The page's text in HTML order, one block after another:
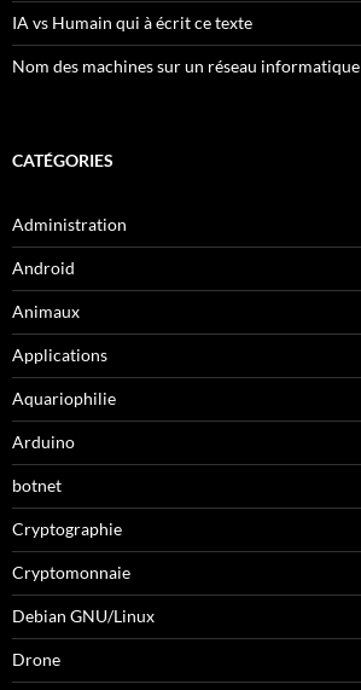
IA vs Humain qui à écrit ce texte
Nom des machines sur un réseau informatique
CATÉGORIES
Administration
Android
Animaux
Applications
Aquariophilie
Arduino
botnet
Cryptographie
Cryptomonnaie
Debian GNU/Linux
Drone